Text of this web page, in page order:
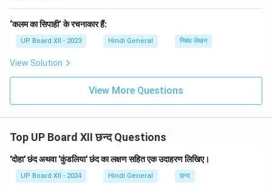
‘कलम का सिपाही’ के रचनाकार हैं:
UP Board XII - 2023 Hindi General निबंध लेखन
View Solution
View More Questions
Top UP Board XII छन्द Questions
'दोहा' छंद अथवा 'कुंडलिया' छंद का लक्षण सहित एक उदाहरण लिखिए।
UP Board XII - 2024 Hindi General छन्द